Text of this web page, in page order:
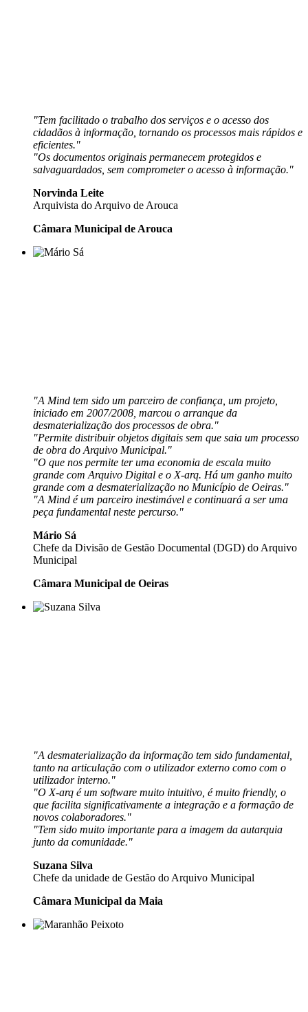
"Tem facilitado o trabalho dos serviços e o acesso dos
cidadãos à informação, tornando os processos mais rápidos e
eficientes."
"Os documentos originais permanecem protegidos e
salvaguardados, sem comprometer o acesso à informação."
Norvinda Leite
Arquivista do Arquivo de Arouca
Câmara Municipal de Arouca
"A Mind tem sido um parceiro de confiança, um projeto,
iniciado em 2007/2008, marcou o arranque da
desmaterialização dos processos de obra."
"Permite distribuir objetos digitais sem que saia um processo
de obra do Arquivo Municipal."
"O que nos permite ter uma economia de escala muito
grande com Arquivo Digital e o X-arq. Há um ganho muito
grande com a desmaterialização no Município de Oeiras."
"A Mind é um parceiro inestimável e continuará a ser uma
peça fundamental neste percurso."
Mário Sá
Chefe da Divisão de Gestão Documental (DGD) do Arquivo
Municipal
Câmara Municipal de Oeiras
"A desmaterialização da informação tem sido fundamental,
tanto na articulação com o utilizador externo como com o
utilizador interno."
"O X-arq é um software muito intuitivo, é muito friendly, o
que facilita significativamente a integração e a formação de
novos colaboradores."
"Tem sido muito importante para a imagem da autarquia
junto da comunidade."
Suzana Silva
Chefe da unidade de Gestão do Arquivo Municipal
Câmara Municipal da Maia